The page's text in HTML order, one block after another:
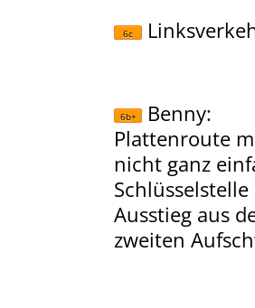
6c
6b+ Benny:
Plattenroute
nicht ganz
Ausstieg aus
zweiten